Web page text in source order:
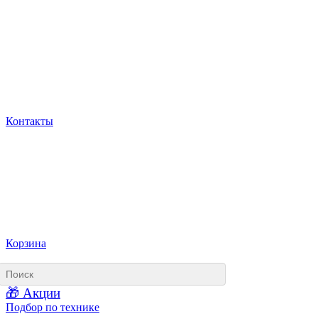
Контакты
Корзина
🎁 Акции
Подбор по технике